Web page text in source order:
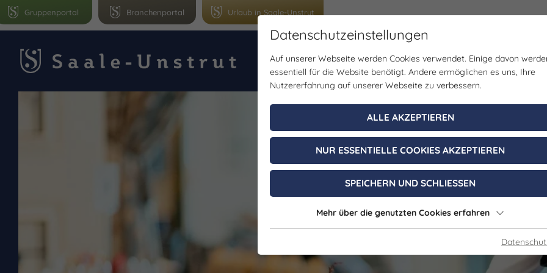
Urlaub in Saale-Unstrut
Branchenportal
Gruppenportal
Leben im Tourismus Arbeiten im Tourismus
Datenschutzeinstellungen
Auf unserer Webseite werden Cookies verwendet. Einige davon
essentiell für die Website benötigt. Andere ermöglichen es uns, Ihre
Nutzererfahrung auf unserer Webseite zu verbessern.
ALLE AKZEPTIEREN
NUR ESSENTIELLE COOKIES AKZEPTIEREN
SPEICHERN UND SCHLIESSEN
Mehr über die genutzten Cookies erfahren